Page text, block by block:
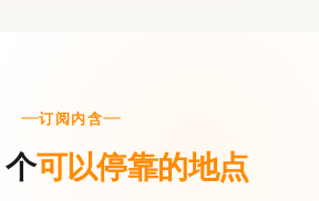
订阅内含
可以停靠的地点